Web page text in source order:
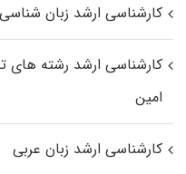
کارشناسی ارشد زبان شناسی
کارشناسی ارشد رﺷﺘﻪ ﻫﺎی
اﻣﻴﻦ
کارشناسی ارشد زبان عربی